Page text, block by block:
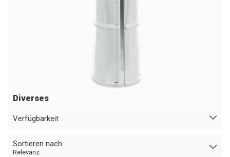
Diverses
Verfügbarkeit
Sortieren nach
Relevanz